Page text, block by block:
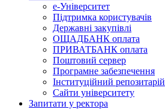
е-Університет
Підтримка користувачів
Державні закупівлі
ОЩАДБАНК оплата
ПРИВАТБАНК оплата
Поштовий сервер
Програмне забезпечення
Інституційний репозитарій
Сайти університету
Запитати у ректора